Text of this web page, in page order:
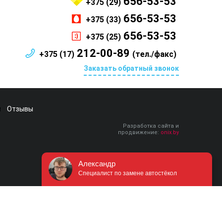
+375 (29)
+375 (33)656-53-53
+375 (25)656-53-53
+375 (17)212-00-89 (тел./факс)
Заказать обратный звонок
Отзывы
Разработка сайта и
продвижение: onix.by
Александр
Специалист по замене автостёкол